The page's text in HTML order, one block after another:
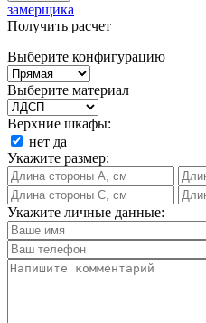
замерщика
Получить расчет
Выберите конфигурацию
Выберите материал
Верхние шкафы:
нет да
Укажите размер:
Укажите личные данные: